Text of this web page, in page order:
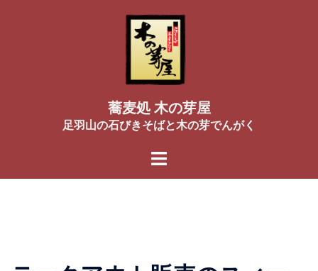
蕎麦処 木の芽屋
足羽山の石びきそばと木の芽でんがく